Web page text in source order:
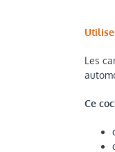
Les
Ce